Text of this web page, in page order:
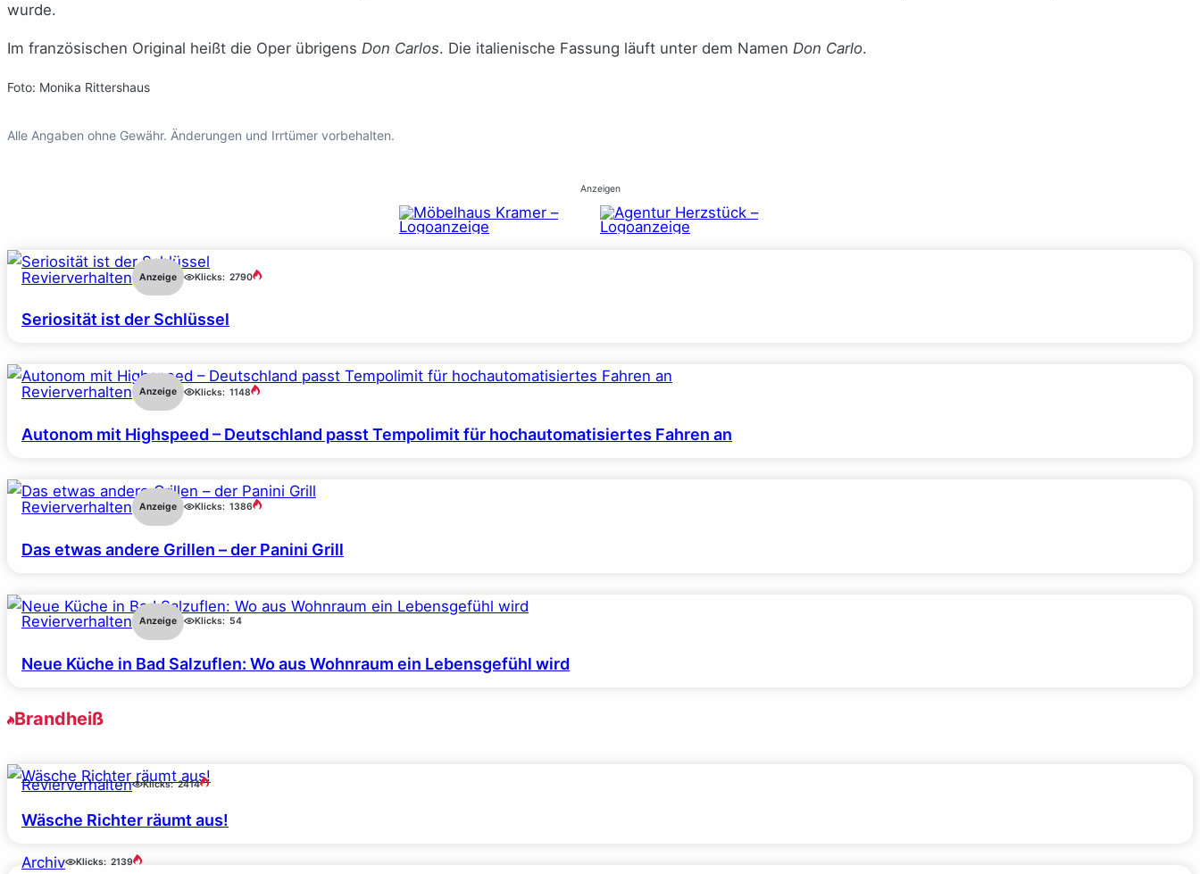
wurde.
Im französischen Original heißt die Oper übrigens Don Carlos. Die italienische Fassung läuft unter dem Namen Don Carlo.
Foto: Monika Rittershaus
Alle Angaben ohne Gewähr. Änderungen und Irrtümer vorbehalten.
Anzeigen
Revierverhalten Anzeige Klicks: 2790
Seriosität ist der Schlüssel
Revierverhalten Anzeige Klicks: 1148
Autonom mit Highspeed – Deutschland passt Tempolimit für hochautomatisiertes Fahren an
Revierverhalten Anzeige Klicks: 1386
Das etwas andere Grillen – der Panini Grill
Revierverhalten Anzeige Klicks: 54
Neue Küche in Bad Salzuflen: Wo aus Wohnraum ein Lebensgefühl wird
Brandheiß
Revierverhalten Klicks: 2414
Wäsche Richter räumt aus!
Archiv Klicks: 2139